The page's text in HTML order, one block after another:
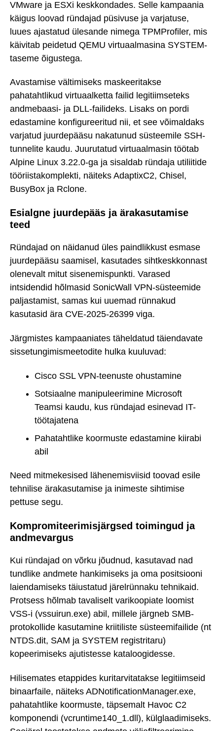
VMware ja ESXi keskkondades. Selle kampaania
käigus loovad ründajad püsivuse ja varjatuse,
luues ajastatud ülesande nimega TPMProfiler, mis
käivitab peidetud QEMU virtuaalmasina SYSTEM-
taseme õigustega.
Avastamise vältimiseks maskeeritakse
pahatahtlikud virtuaalketta failid legitiimseteks
andmebaasi- ja DLL-failideks. Lisaks on pordi
edastamine konfigureeritud nii, et see võimaldaks
varjatud juurdepääsu nakatunud süsteemile SSH-
tunnelite kaudu. Juurutatud virtuaalmasin töötab
Alpine Linux 3.22.0-ga ja sisaldab ründaja utiliitide
tööriistakomplekti, näiteks AdaptixC2, Chisel,
BusyBox ja Rclone.
Esialgne juurdepääs ja ärakasutamise
teed
Ründajad on näidanud üles paindlikkust esmase
juurdepääsu saamisel, kasutades sihtkeskkonnast
olenevalt mitut sisenemispunkti. Varased
intsidendid hõlmasid SonicWall VPN-süsteemide
paljastamist, samas kui uuemad rünnakud
kasutasid ära CVE-2025-26399 viga.
Järgmistes kampaaniates täheldatud täiendavate
sissetungimismeetodite hulka kuuluvad:
Cisco SSL VPN-teenuste ohustamine
Sotsiaalne manipuleerimine Microsoft
Teamsi kaudu, kus ründajad esinevad IT-
töötajatena
Pahatahtlike koormuste edastamine kiirabi
abil
Need mitmekesised lähenemisviisid toovad esile
tehnilise ärakasutamise ja inimeste sihtimise
pettuse segu.
Kompromiteerimisjärgsed toimingud ja
andmevargus
Kui ründajad on võrku jõudnud, kasutavad nad
tundlike andmete hankimiseks ja oma positsiooni
laiendamiseks täiustatud järelrünnaku tehnikaid.
Protsess hõlmab tavaliselt varikoopiate loomist
VSS-i (vssuirun.exe) abil, millele järgneb SMB-
protokollide kasutamine kriitiliste süsteemifailide (nt
NTDS.dit, SAM ja SYSTEM registritaru)
kopeerimiseks ajutistesse kataloogidesse.
Hilisemates etappides kuritarvitatakse legitiimseid
binaarfaile, näiteks ADNotificationManager.exe,
pahatahtlike koormuste, täpsemalt Havoc C2
komponendi (vcruntime140_1.dll), külglaadimiseks.